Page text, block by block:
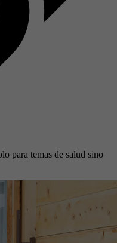
para temas de salud sino